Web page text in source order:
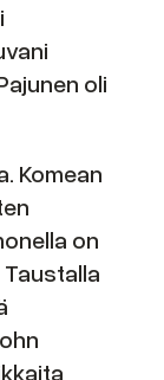
oli
Komean
on